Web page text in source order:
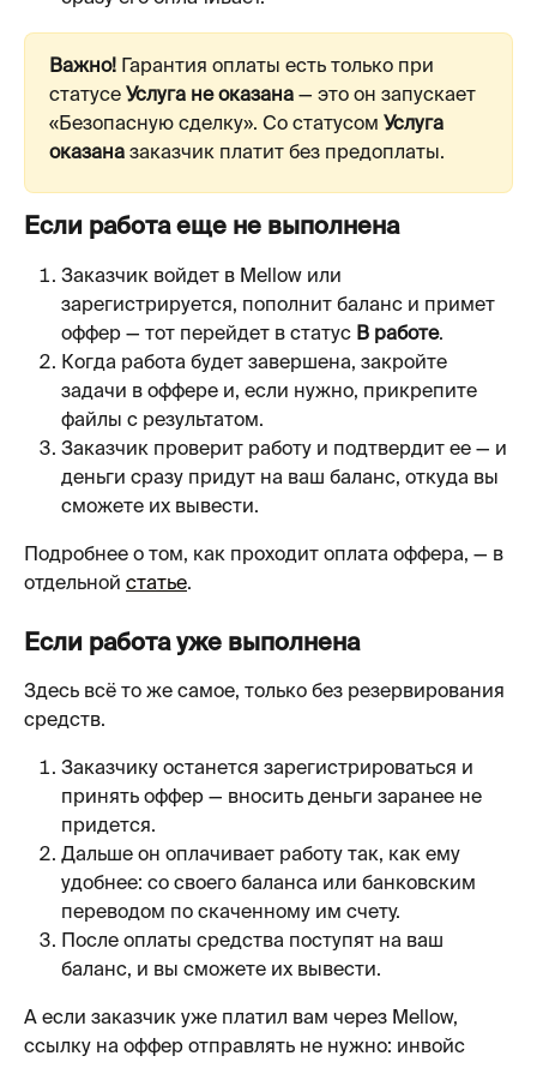
Важно! Гарантия оплаты есть только при
статусе Услуга не оказана — это он запускает
«Безопасную сделку». Со статусом Услуга
оказана заказчик платит без предоплаты.
Если работа еще не выполнена
Заказчик войдет в Mellow или
зарегистрируется, пополнит баланс и примет
оффер — тот перейдет в статус В работе.
Когда работа будет завершена, закройте
задачи в оффере и, если нужно, прикрепите
файлы с результатом.
Заказчик проверит работу и подтвердит ее — и
деньги сразу придут на ваш баланс, откуда вы
сможете их вывести.
Подробнее о том, как проходит оплата оффера, — в
отдельной статье.
Если работа уже выполнена
Здесь всё то же самое, только без резервирования
средств.
Заказчику останется зарегистрироваться и
принять оффер — вносить деньги заранее не
придется.
Дальше он оплачивает работу так, как ему
удобнее: со своего баланса или банковским
переводом по скаченному им счету.
После оплаты средства поступят на ваш
баланс, и вы сможете их вывести.
А если заказчик уже платил вам через Mellow,
ссылку на оффер отправлять не нужно: инвойс